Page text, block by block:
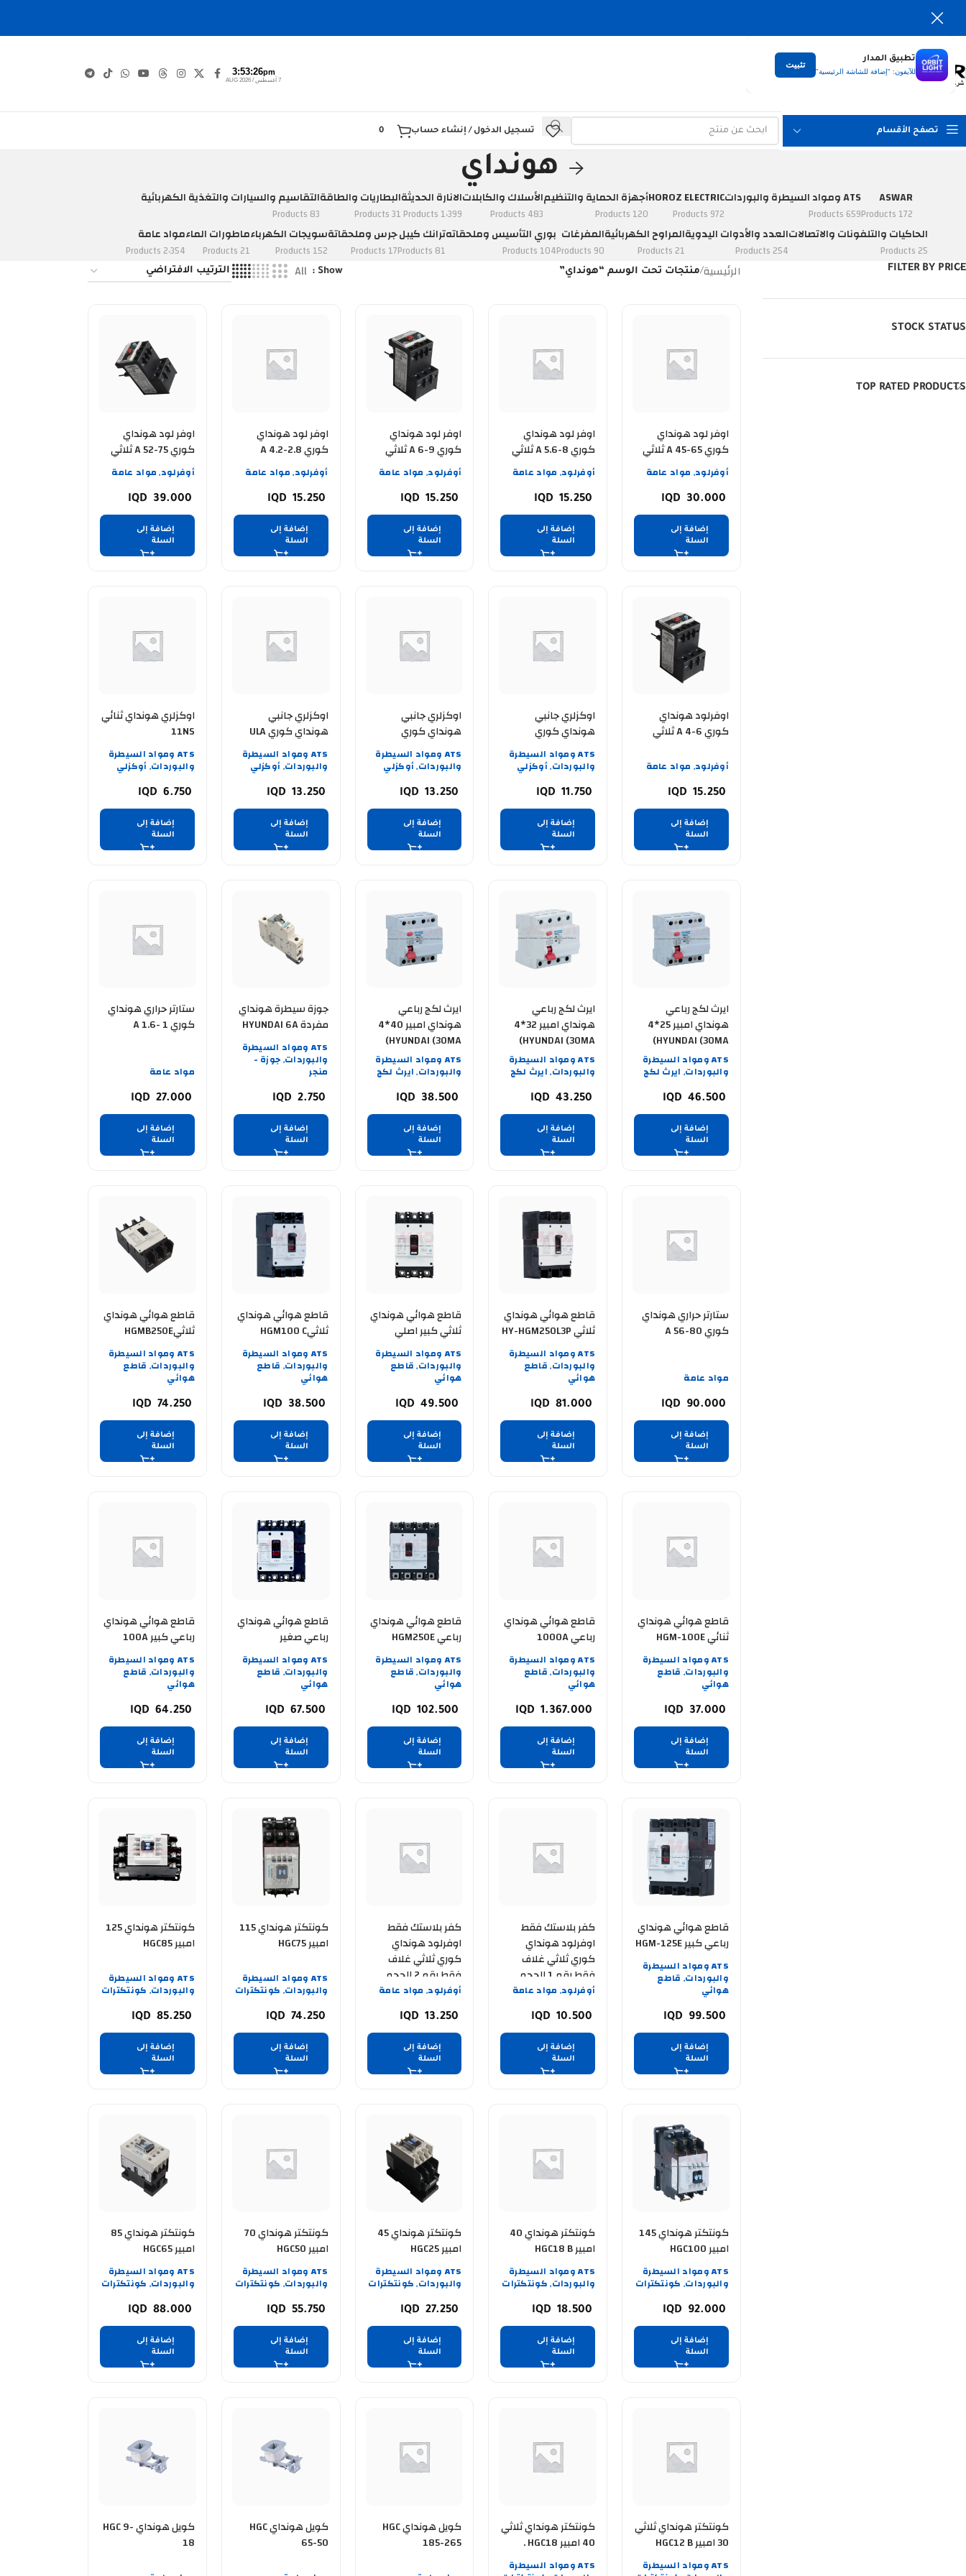
تطبيق المدار
للآيفون: "إضافة للشاشة الرئيسية"
تثبيت التوصيل
لكل العراق
3:53:26pm
7 أغسطس / AUG 2026
تصفح الأقسام تسجيل الدخول / إنشاء حساب 0
هونداي
ASWAR
172 Products
ATS ومواد السيطرة والبوردات
659 Products
HOROZ ELECTRIC
972 Products
أجهزة الحماية والتنظيم
120 Products
الأسلاك والكابلات
483 Products
الانارة الحديثة
1٬399 Products
البطاريات والطاقة
31 Products
التقاسيم والسيارات والتغذية الكهربائية
83 Products
الحاكيات والتلفونات والاتصالات
25 Products
العدد والأدوات اليدوية
254 Products
المراوح الكهربائية
21 Products
المفرغات
90 Products
بوري التأسيس وملحقاته
104 Products
ترانك كيبل
81 Products
جرس وملحقاتة
17 Products
سويجات الكهرباء
152 Products
ماطورات الماء
21 Products
مواد عامة
2٬354 Products
FILTER BY PRICE
STOCK STATUS
TOP RATED PRODUCTS
الرئيسية/منتجات تحت الوسم “هونداي” Show
All
اوفر لود هونداي
كوري A 45-65 ثلاثي
أوفرلود, مواد عامة
30.000
إضافة إلى
السلة
اوفر لود هونداي
كوري A 5.6-8 ثلاثي
أوفرلود, مواد عامة
15.250
إضافة إلى
السلة
اوفر لود هونداي
كوري A 6-9 ثلاثي
أوفرلود, مواد عامة
15.250
إضافة إلى
السلة
اوفر لود هونداي
كوري A 4.2-2.8
أوفرلود, مواد عامة
15.250
إضافة إلى
السلة
اوفر لود هونداي
كوري A 52-75 ثلاثي
أوفرلود, مواد عامة
39.000
إضافة إلى
السلة
اوفرلود هونداي
كوري A 4-6 ثلاثي
أوفرلود, مواد عامة
15.250
إضافة إلى
السلة
اوكزلري جانبي
هونداي كوري
HGCSB40 /11NS
ATS ومواد السيطرة
والبوردات, أوكزلي
11.750
إضافة إلى
السلة
اوكزلري جانبي
هونداي كوري
HGCSB800 /11NS
ATS ومواد السيطرة
والبوردات, أوكزلي
13.250
إضافة إلى
السلة
اوكزلري جانبي
هونداي كوري ULA
400A – 11NS
ATS ومواد السيطرة
والبوردات, أوكزلي
13.250
إضافة إلى
السلة
اوكزلري هونداي ثنائي
11NS
ATS ومواد السيطرة
والبوردات, أوكزلي
6.750
إضافة إلى
السلة
ايرث لكج رباعي
هونداي امبير 25*4
HYUNDAI (30MA)
ATS ومواد السيطرة
والبوردات, ايرث لكج
46.500
إضافة إلى
السلة
ايرث لكج رباعي
هونداي امبير 32*4
HYUNDAI (30MA)
ATS ومواد السيطرة
والبوردات, ايرث لكج
43.250
إضافة إلى
السلة
ايرث لكج رباعي
هونداي امبير 40*4
HYUNDAI (30MA)
ATS ومواد السيطرة
والبوردات, ايرث لكج
38.500
إضافة إلى
السلة
جوزة سيطرة هونداي
مفردة HYUNDAI 6A
ATS ومواد السيطرة
والبوردات, جوزة -
منجر
2.750
إضافة إلى
السلة
ستارتر حراري هونداي
كوري A 1.6- 1
مواد عامة
27.000
إضافة إلى
السلة
ستارتر حراري هونداي
كوري A 56-80
مواد عامة
90.000
إضافة إلى
السلة
قاطع هوائي هونداي
ثلاثي HY-HGM250L3P
250AMPATS ومواد السيطرة
والبوردات, قاطع
هوائي
81.000
إضافة إلى
السلة
قاطع هوائي هونداي
ثلاثي كبير اصلي
HGM125E 100AATS ومواد السيطرة
والبوردات, قاطع
هوائي
49.500
إضافة إلى
السلة
قاطع هوائي هونداي
ثلاثيHGM100 C
100A صغير مايكروATS ومواد السيطرة
والبوردات, قاطع
هوائي
38.500
إضافة إلى
السلة
قاطع هوائي هونداي
ثلاثيHGMB250E
160AATS ومواد السيطرة
والبوردات, قاطع
هوائي
74.250
إضافة إلى
السلة
قاطع هوائي هونداي
ثنائي HGM-100E
100AATS ومواد السيطرة
والبوردات, قاطع
هوائي
37.000
إضافة إلى
السلة
قاطع هوائي هونداي
رباعي 1000A
ATS ومواد السيطرة
والبوردات, قاطع
هوائي
1.367.000
إضافة إلى
السلة
قاطع هوائي هونداي
رباعي HGM250E
250AATS ومواد السيطرة
والبوردات, قاطع
هوائي
102.500
إضافة إلى
السلة
قاطع هوائي هونداي
رباعي صغير
HGM100E 100AATS ومواد السيطرة
والبوردات, قاطع
هوائي
67.500
إضافة إلى
السلة
قاطع هوائي هونداي
رباعي كبير 100A
ATS ومواد السيطرة
والبوردات, قاطع
هوائي
64.250
إضافة إلى
السلة
قاطع هوائي هونداي
رباعي كبير HGM-125E
125AATS ومواد السيطرة
والبوردات, قاطع
هوائي
99.500
إضافة إلى
السلة
كفر بلاستك فقط
اوفرلود هونداي
كوري ثلاثي غلاف
فقط رقم 1 الحجم
الصغير
أوفرلود, مواد عامة
10.500
إضافة إلى
السلة
كفر بلاستك فقط
اوفرلود هونداي
كوري ثلاثي غلاف
فقط رقم 2 الحجم
الكبير
أوفرلود, مواد عامة
13.250
إضافة إلى
السلة
كونتكتر هونداي 115
امبير HGC75
ATS ومواد السيطرة
والبوردات, كونتكترات
74.250
إضافة إلى
السلة
كونتكتر هونداي 125
امبير HGC85
ATS ومواد السيطرة
والبوردات, كونتكترات
85.250
إضافة إلى
السلة
كونتكتر هونداي 145
امبير HGC100
ATS ومواد السيطرة
والبوردات, كونتكترات
92.000
إضافة إلى
السلة
كونتكتر هونداي 40
امبير HGC18 B
ATS ومواد السيطرة
والبوردات, كونتكترات
18.500
إضافة إلى
السلة
كونتكتر هونداي 45
امبير HGC25
ATS ومواد السيطرة
والبوردات, كونتكترات
27.250
إضافة إلى
السلة
كونتكتر هونداي 70
امبير HGC50
ATS ومواد السيطرة
والبوردات, كونتكترات
55.750
إضافة إلى
السلة
كونتكتر هونداي 85
امبير HGC65
ATS ومواد السيطرة
والبوردات, كونتكترات
88.000
إضافة إلى
السلة
كونتكتر هونداي ثلاثي
30 امبير HGC12 B
ATS ومواد السيطرة
كونتكتر هونداي ثلاثي
40 امبير HGC18 .
ATS ومواد السيطرة
كويل هونداي HGC
185-265
كويل هونداي HGC
65-50
كويل هونداي HGC 9-
18